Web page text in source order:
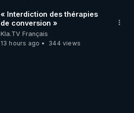
« Interdiction des thérapies
de conversion »
Kla.TV Français
13 hours ago
344 views